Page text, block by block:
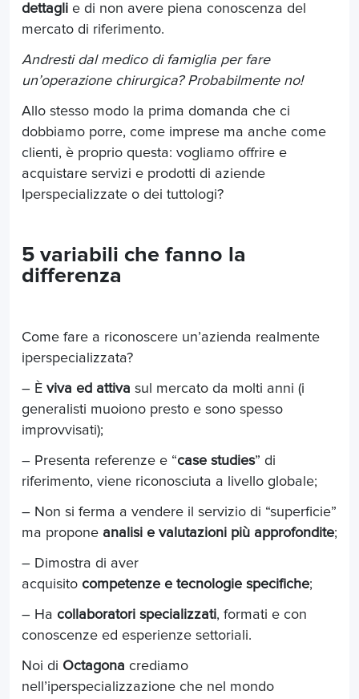
dettagli e di non avere piena conoscenza del
mercato di riferimento.
Andresti dal medico di famiglia per fare
un’operazione chirurgica? Probabilmente no!
Allo stesso modo la prima domanda che ci
dobbiamo porre, come imprese ma anche come
clienti, è proprio questa: vogliamo offrire e
acquistare servizi e prodotti di aziende
Iperspecializzate o dei tuttologi?
5 variabili che fanno la
differenza
Come fare a riconoscere un’azienda realmente
iperspecializzata?
– È viva ed attiva sul mercato da molti anni (i
generalisti muoiono presto e sono spesso
improvvisati);
– Presenta referenze e “case studies” di
riferimento, viene riconosciuta a livello globale;
– Non si ferma a vendere il servizio di “superficie”
ma propone analisi e valutazioni più approfondite;
– Dimostra di aver
acquisito competenze e tecnologie specifiche;
– Ha collaboratori specializzati, formati e con
conoscenze ed esperienze settoriali.
Noi di Octagona crediamo
nell’iperspecializzazione che nel mondo